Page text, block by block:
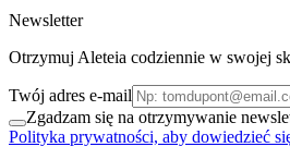
Newsletter
Otrzymuj Aleteia codziennie w swojej
Twój adres e-mail
Zgadzam się na otrzymywanie
Polityka prywatności, aby dowiedzieć